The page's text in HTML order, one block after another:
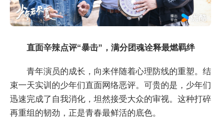
直面辛辣点评“暴击” ，满分团魂诠释最燃羁绊
青年演员的成长，向来伴随着心理防线的重塑。结
束一天实训的少年们直面网络恶评。可贵的是，少年们
迅速完成了自我消化，坦然接受大众的审视。这种打碎
再重组的韧劲，正是青春最鲜活的底色。